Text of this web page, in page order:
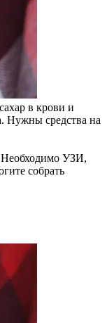
в крови и
Нужны средства на
Необходимо УЗИ,
собрать